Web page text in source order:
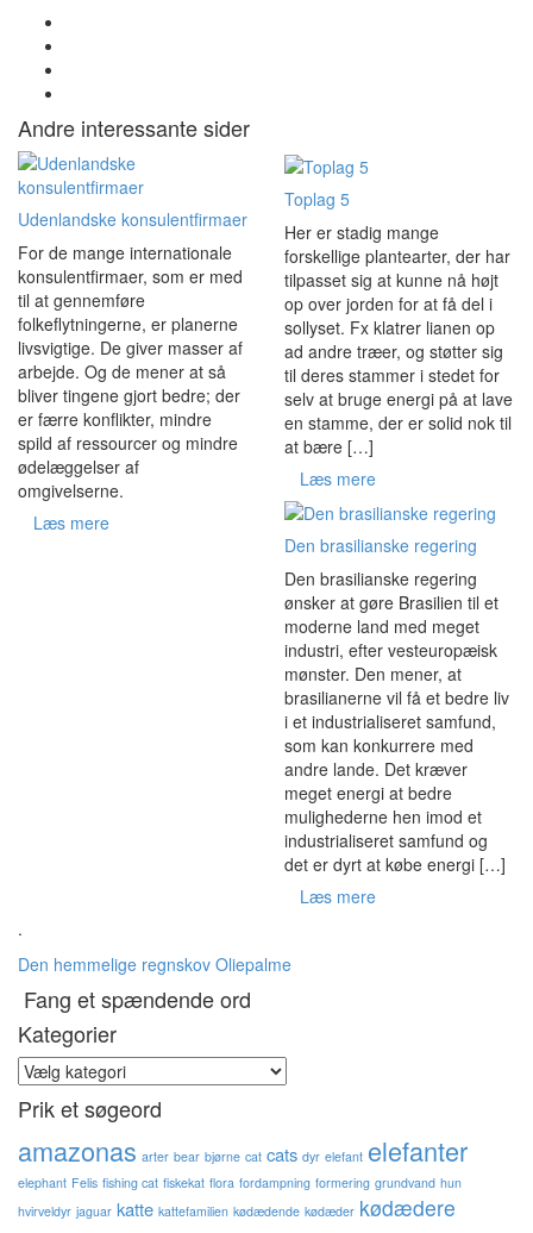
Andre interessante sider
Udenlandske konsulentfirmaer
For de mange internationale
konsulentfirmaer, som er med
til at gennemføre
folkeflytningerne, er planerne
livsvigtige. De giver masser af
arbejde. Og de mener at så
bliver tingene gjort bedre; der
er færre konflikter, mindre
spild af ressourcer og mindre
ødelæggelser af
omgivelserne.
Læs mere
Toplag 5
Her er stadig mange
forskellige plantearter, der har
tilpasset sig at kunne nå højt
op over jorden for at få del i
sollyset. Fx klatrer lianen op
ad andre træer, og støtter sig
til deres stammer i stedet for
selv at bruge energi på at lave
en stamme, der er solid nok til
at bære […]
Læs mere
Den brasilianske regering
Den brasilianske regering
ønsker at gøre Brasilien til et
moderne land med meget
industri, efter vesteuropæisk
mønster. Den mener, at
brasilianerne vil få et bedre liv
i et industrialiseret samfund,
som kan konkurrere med
andre lande. Det kræver
meget energi at bedre
mulighederne hen imod et
industrialiseret samfund og
det er dyrt at købe energi […]
Læs mere
.
Den hemmelige regnskov Oliepalme
Fang et spændende ord
Kategorier
Kategorier
Prik et søgeord
amazonas arter bear bjørne cat cats dyr elefant elefanter
elephant Felis fishing cat fiskekat flora fordampning formering grundvand hun
hvirveldyr jaguar katte kattefamilien kødædende kødæder kødædere